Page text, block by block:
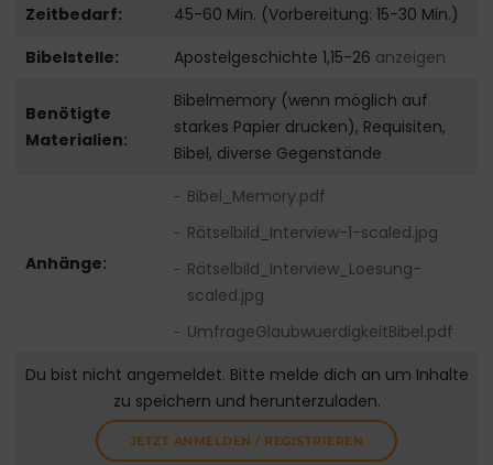
Zeitbedarf:
45-60 Min. (Vorbereitung: 15-30 Min.)
Bibelstelle:
Apostelgeschichte 1,15-26 anzeigen
Benötigte
Materialien:
Bibelmemory (wenn möglich auf
starkes Papier drucken), Requisiten,
Bibel, diverse Gegenstände
Anhänge:
Bibel_Memory.pdf
Rätselbild_Interview-1-scaled.jpg
Rätselbild_Interview_Loesung-
scaled.jpg
UmfrageGlaubwuerdigkeitBibel.pdf
Du bist nicht angemeldet. Bitte melde dich an um Inhalte
zu speichern und herunterzuladen.
JETZT ANMELDEN / REGISTRIEREN